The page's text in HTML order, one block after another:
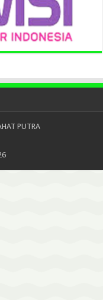
PUTRA